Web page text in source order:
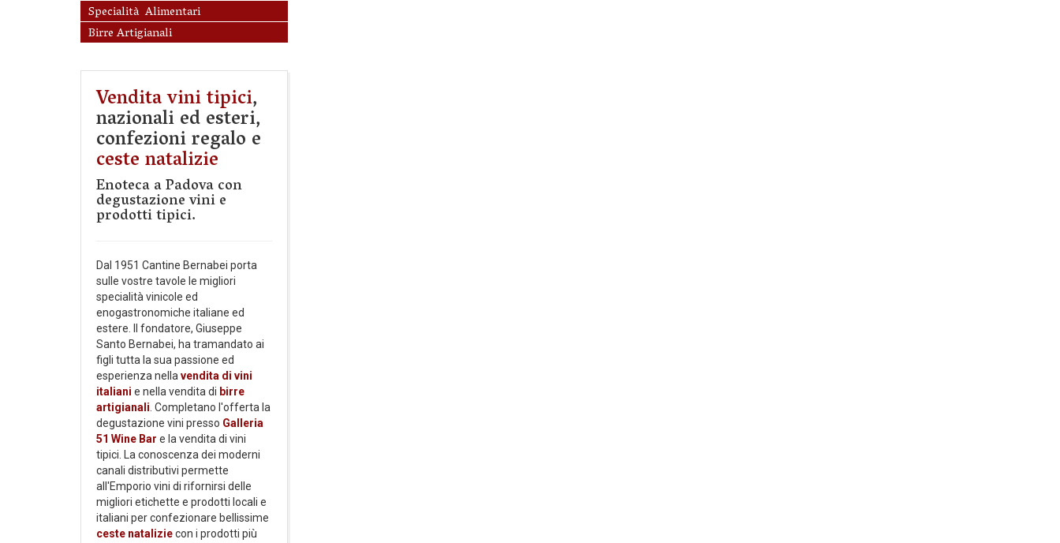
Specialità Alimentari
Birre Artigianali
Vendita vini tipici,
nazionali ed esteri,
confezioni regalo e
ceste natalizie
Enoteca a Padova con
degustazione vini e
prodotti tipici.
Dal 1951 Cantine Bernabei porta
sulle vostre tavole le migliori
specialità vinicole ed
enogastronomiche italiane ed
estere. Il fondatore, Giuseppe
Santo Bernabei, ha tramandato ai
figli tutta la sua passione ed
esperienza nella vendita di vini
italiani e nella vendita di birre
artigianali . Completano l'offerta la
degustazione vini presso Galleria
51 Wine Bar e la vendita di vini
tipici. La conoscenza dei moderni
canali distributivi permette
all'Emporio vini di rifornirsi delle
migliori etichette e prodotti locali e
italiani per confezionare bellissime
ceste nataliziecon i prodotti più